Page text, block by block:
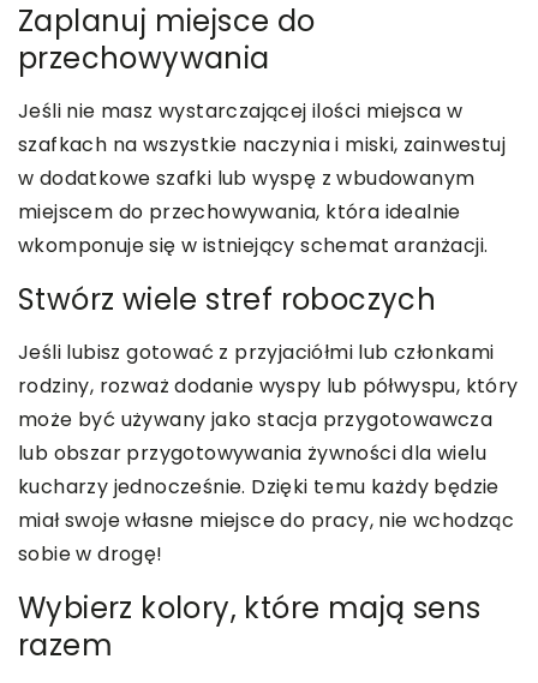
Zaplanuj miejsce do
przechowywania
Jeśli nie masz wystarczającej ilości miejsca w
szafkach na wszystkie naczynia i miski, zainwestuj
w dodatkowe szafki lub wyspę z wbudowanym
miejscem do przechowywania, która idealnie
wkomponuje się w istniejący schemat aranżacji.
Stwórz wiele stref roboczych
Jeśli lubisz gotować z przyjaciółmi lub członkami
rodziny, rozważ dodanie wyspy lub półwyspu, który
może być używany jako stacja przygotowawcza
lub obszar przygotowywania żywności dla wielu
kucharzy jednocześnie. Dzięki temu każdy będzie
miał swoje własne miejsce do pracy, nie wchodząc
sobie w drogę!
Wybierz kolory, które mają sens
razem